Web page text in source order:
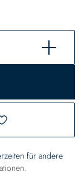
für andere
.